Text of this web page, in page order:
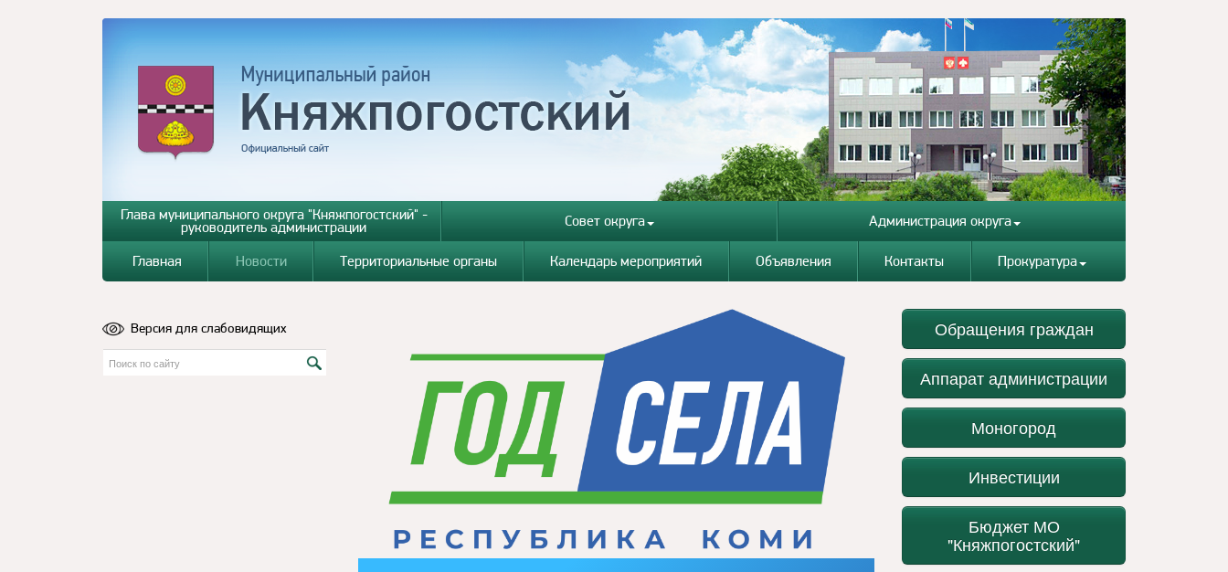
Глава муниципального округа "Княжпогостский" -
руководитель администрации Совет округа Администрация округа
Главная Новости Территориальные органы Календарь мероприятий Объявления Контакты Прокуратура
Версия для слабовидящих Обращения граждан
Аппарат администрации
Моногород
Инвестиции
Бюджет МО
"Княжпогостский"